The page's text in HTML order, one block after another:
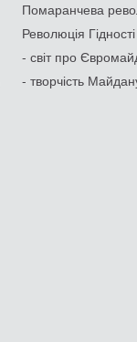
Помаранчева
Революція Гідності
- світ про
- творчість